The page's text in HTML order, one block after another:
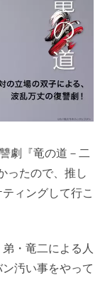
劇『竜の道－二
ったので、推し
ィングして行こ
・竜二による人
汚い事をやって